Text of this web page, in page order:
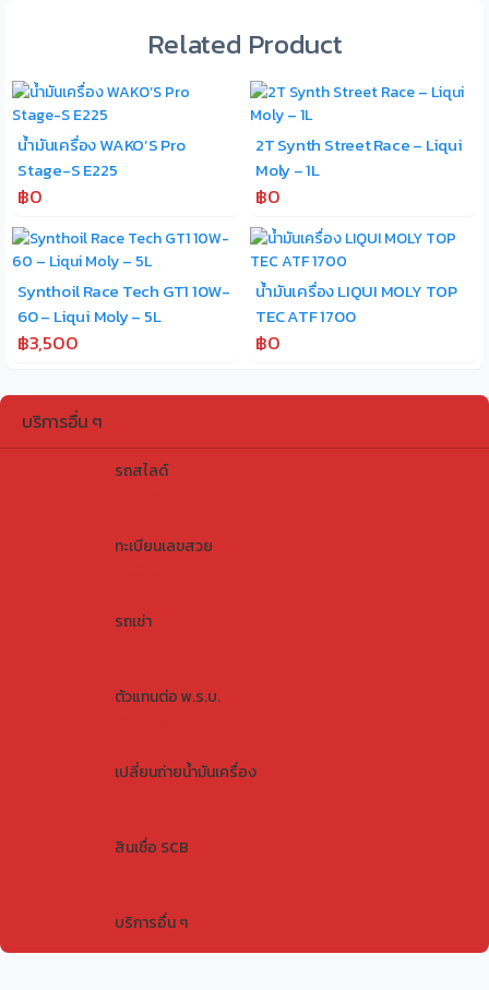
Related Product
น้ำมันเครื่อง WAKO’S Pro
Stage-S E225
฿0
2T Synth Street Race – Liqui
Moly – 1L
฿0
Synthoil Race Tech GT1 10W-
60 – Liqui Moly – 5L
฿3,500
น้ำมันเครื่อง LIQUI MOLY TOP
TEC ATF 1700
฿0
บริการอื่น ๆ
รถสไลด์
ทะเบียนเลขสวย
รถเช่า
ตัวแทนต่อ พ.ร.บ.
เปลี่ยนถ่ายน้ำมันเครื่อง
สินเชื่อ SCB
บริการอื่น ๆ